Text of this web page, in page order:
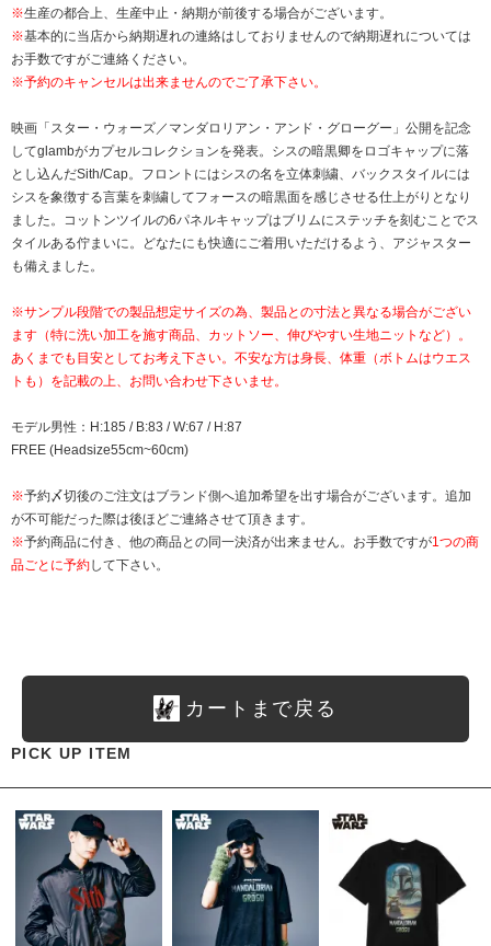
※生産の都合上、生産中止・納期が前後する場合がございます。
※基本的に当店から納期遅れの連絡はしておりませんので納期遅れについては
お手数ですがご連絡ください。
※予約のキャンセルは出来ませんのでご了承下さい。
映画「スター・ウォーズ／マンダロリアン・アンド・グローグー」公開を記念
してglambがカプセルコレクションを発表。シスの暗黒卿をロゴキャップに落
とし込んだSith/Cap。フロントにはシスの名を立体刺繍、バックスタイルには
シスを象徴する言葉を刺繍してフォースの暗黒面を感じさせる仕上がりとなり
ました。コットンツイルの6パネルキャップはブリムにステッチを刻むことでス
タイルある佇まいに。どなたにも快適にご着用いただけるよう、アジャスター
も備えました。
※サンプル段階での製品想定サイズの為、製品との寸法と異なる場合がござい
ます（特に洗い加工を施す商品、カットソー、伸びやすい生地ニットなど）。
あくまでも目安としてお考え下さい。不安な方は身長、体重（ボトムはウエス
トも）を記載の上、お問い合わせ下さいませ。
モデル男性：H:185 / B:83 / W:67 / H:87
FREE (Headsize55cm~60cm)
※予約〆切後のご注文はブランド側へ追加希望を出す場合がございます。追加
が不可能だった際は後ほどご連絡させて頂きます。
※予約商品に付き、他の商品との同一決済が出来ません。お手数ですが1つの商
品ごとに予約して下さい。
カートまで戻る
PICK UP ITEM